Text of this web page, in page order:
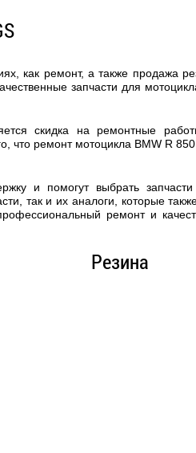
как ремонт, а также продажа
запчасти для
скидка на ремонтные
что ремонт мотоцикла BMW R
и помогут выбрать
так и их аналоги, которые
ремонт и
Резина